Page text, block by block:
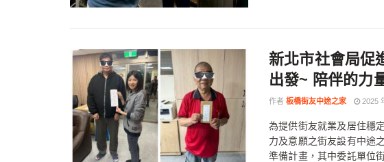
新北市社會局促
出發~ 陪伴的力
作者 板橋街友中途之家 2025
為提供街友就業及居住穩
力及意願之街友設有中途
準備計畫，其中委託單位